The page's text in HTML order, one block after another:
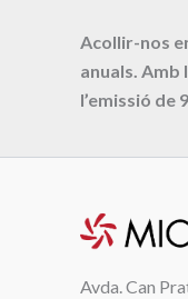
Acollir-nos
anuals.
l’emissió de
Avda. Can